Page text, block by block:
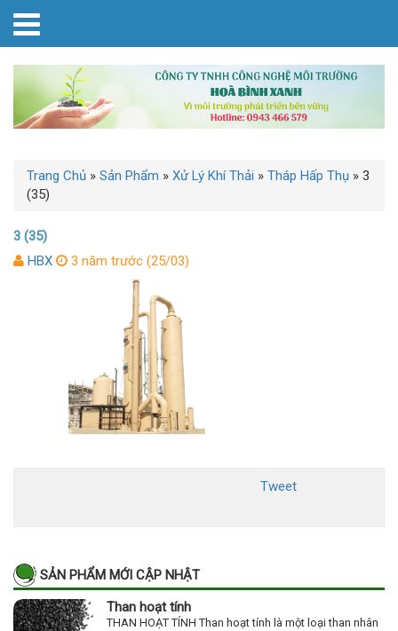
Trang Chủ » Sản Phẩm » Xử Lý Khí Thải » Tháp Hấp Thụ » 3
(35)
3 (35)
HBX
3 năm trước (25/03)
Tweet
SẢN PHẨM MỚI CẬP NHẬT
Than hoạt tính
THAN HOẠT TÍNH Than hoạt tính là một loại than nhân